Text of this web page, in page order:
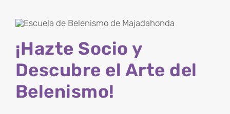
¡Hazte Socio y
Descubre el Arte del
Belenismo!